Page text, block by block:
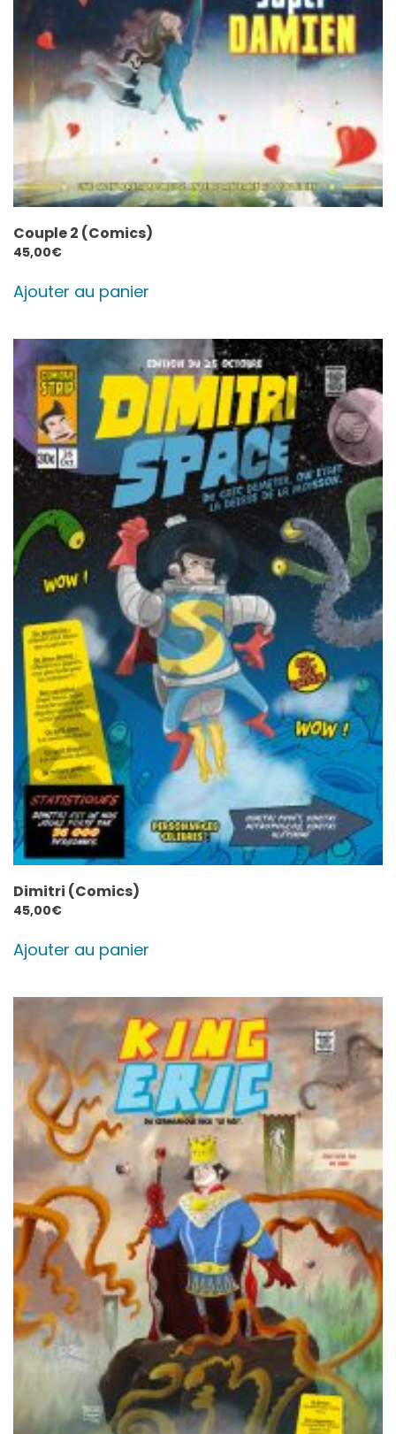
Couple 2 (Comics)
45,00€
Ajouter au panier
Dimitri (Comics)
45,00€
Ajouter au panier